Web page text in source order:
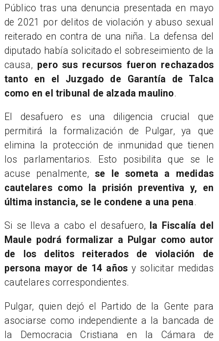
Público tras una denuncia presentada en mayo
de 2021 por delitos de violación y abuso sexual
reiterado en contra de una niña. La defensa del
diputado había solicitado el sobreseimiento de la
causa, pero sus recursos fueron rechazados
tanto en el Juzgado de Garantía de Talca
como en el tribunal de alzada maulino.
El desafuero es una diligencia crucial que
permitirá la formalización de Pulgar, ya que
elimina la protección de inmunidad que tienen
los parlamentarios. Esto posibilita que se le
acuse penalmente,se le someta a medidas
cautelares como la prisión preventiva y, en
última instancia, se le condene a una pena.
Si se lleva a cabo el desafuero,
la Fiscalía del
Maule podrá formalizar a Pulgar como autor
de los delitos reiterados de violación de
persona mayor de 14 añosy solicitar medidas
cautelares correspondientes.
Pulgar, quien dejó el Partido de la Gente para
asociarse como independiente a la bancada de
la Democracia Cristiana en la Cámara de